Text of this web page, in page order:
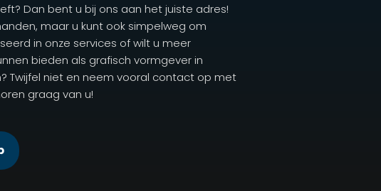
Dan bent u bij ons aan het juiste adres!
maar u kunt ook simpelweg om
in onze services of wilt u meer
bieden als grafisch vormgever in
Twijfel niet en neem vooral contact op met
graag van u!